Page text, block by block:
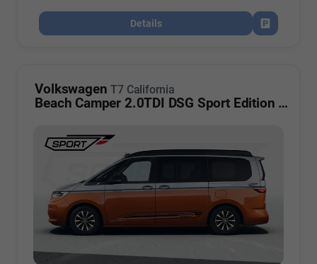
Details
Fahrzeug
Volkswagen T7 California
Beach Camper 2.0TDI DSG Sport Edition 8 Fach GV5 High+